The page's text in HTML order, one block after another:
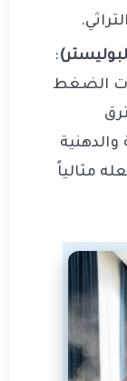
:
الضغط
والدهنية
مثالياً